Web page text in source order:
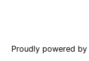
Proudly powered by